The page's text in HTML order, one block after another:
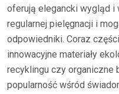
oferują elegancki wygląd i
regularnej pielęgnacji i
odpowiedniki. Coraz
innowacyjne materiały
recyklingu czy organiczne
popularność wśród